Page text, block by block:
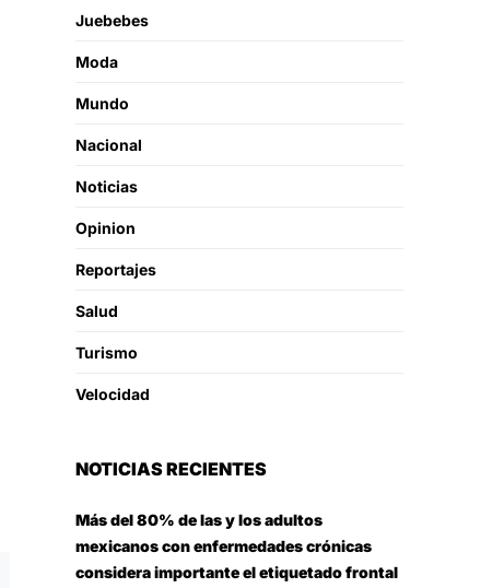
Juebebes
Moda
Mundo
Nacional
Noticias
Opinion
Reportajes
Salud
Turismo
Velocidad
NOTICIAS RECIENTES
Más del 80% de las y los adultos
mexicanos con enfermedades crónicas
considera importante el etiquetado frontal